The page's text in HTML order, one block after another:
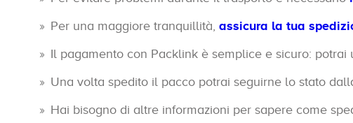
Per una maggiore tranquillità, assicura la tua
Il pagamento con Packlink è semplice e sicuro:
Una volta spedito il pacco potrai seguirne lo stato
Hai bisogno di altre informazioni per sapere come